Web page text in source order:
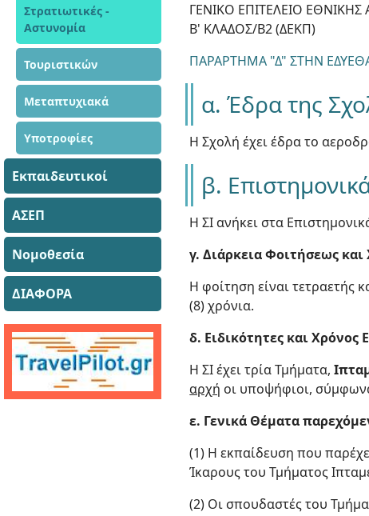
Στρατιωτικές -
Αστυνομία
Τουριστικών
Μεταπτυχιακά
Υποτροφίες
Εκπαιδευτικοί
ΑΣΕΠ
Νομοθεσία
ΔΙΑΦΟΡΑ
ΓΕΝΙΚΟ ΕΠΙΤΕΛΕΙΟ
Β' ΚΛΑΔΟΣ/Β2 (ΔΕΚΠ)
ΠΑΡΑΡΤΗΜΑ "Δ" ΣΤΗΝ
α. Έδρα της
Η Σχολή έχει έδρα το
β.
Η ΣΙ ανήκει στα
γ. Διάρκεια Φοιτήσεως
Η φοίτηση είναι τετραετής
(8) χρόνια.
δ. Ειδικότητες και Χρόνος
Η ΣΙ έχει τρία Τμήματα,
αρχή οι υποψήφιοι,
ε. Γενικά Θέματα
(1) Η εκπαίδευση που
Ίκαρους του Τμήματος
(2) Οι σπουδαστές του